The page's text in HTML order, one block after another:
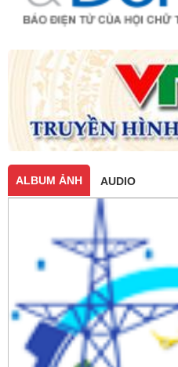
ALBUM ẢNH AUDIO